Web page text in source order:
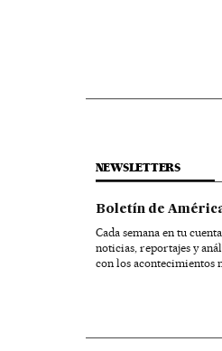
NEWSLETTERS
Boletín de
Cada semana en tu
noticias, reportajes y
con los acontecimientos